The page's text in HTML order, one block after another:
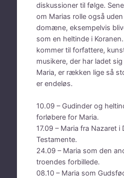
diskussioner til følge.
om Marias rolle også
domæne, eksempelvis
som en heltinde i
kommer til forfattere,
musikere, der har ladet
Maria, er rækken lige så
er endeløs.
10.09 – Gudinder og
forløbere for Maria.
17.09 – Maria fra Nazaret i
Testamente.
24.09 – Maria som den
troendes forbillede.
08.10 – Maria som